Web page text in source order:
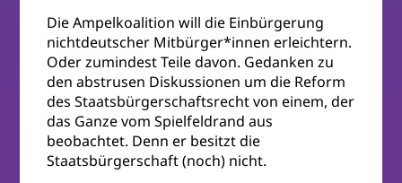
Die Ampelkoalition will die Einbürgerung
nichtdeutscher Mitbürger*innen erleichtern.
Oder zumindest Teile davon. Gedanken zu
den abstrusen Diskussionen um die Reform
des Staatsbürgerschaftsrecht von einem, der
das Ganze vom Spielfeldrand aus
beobachtet. Denn er besitzt die
Staatsbürgerschaft (noch) nicht.